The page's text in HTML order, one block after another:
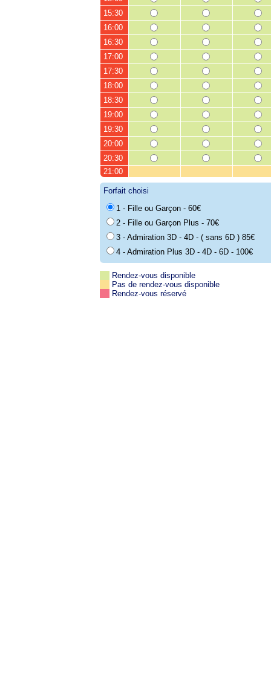
15:30
16:00
16:30
17:00
17:30
18:00
18:30
19:00
19:30
20:00
20:30
21:00
Forfait choisi
1 - Fille ou Garçon - 60€
2 - Fille ou Garçon Plus - 70€
3 - Admiration 3D - 4D - ( sans 6D ) 85€
4 - Admiration Plus 3D - 4D - 6D - 100€
Rendez-vous disponible
Pas de rendez-vous disponible
Rendez-vous réservé